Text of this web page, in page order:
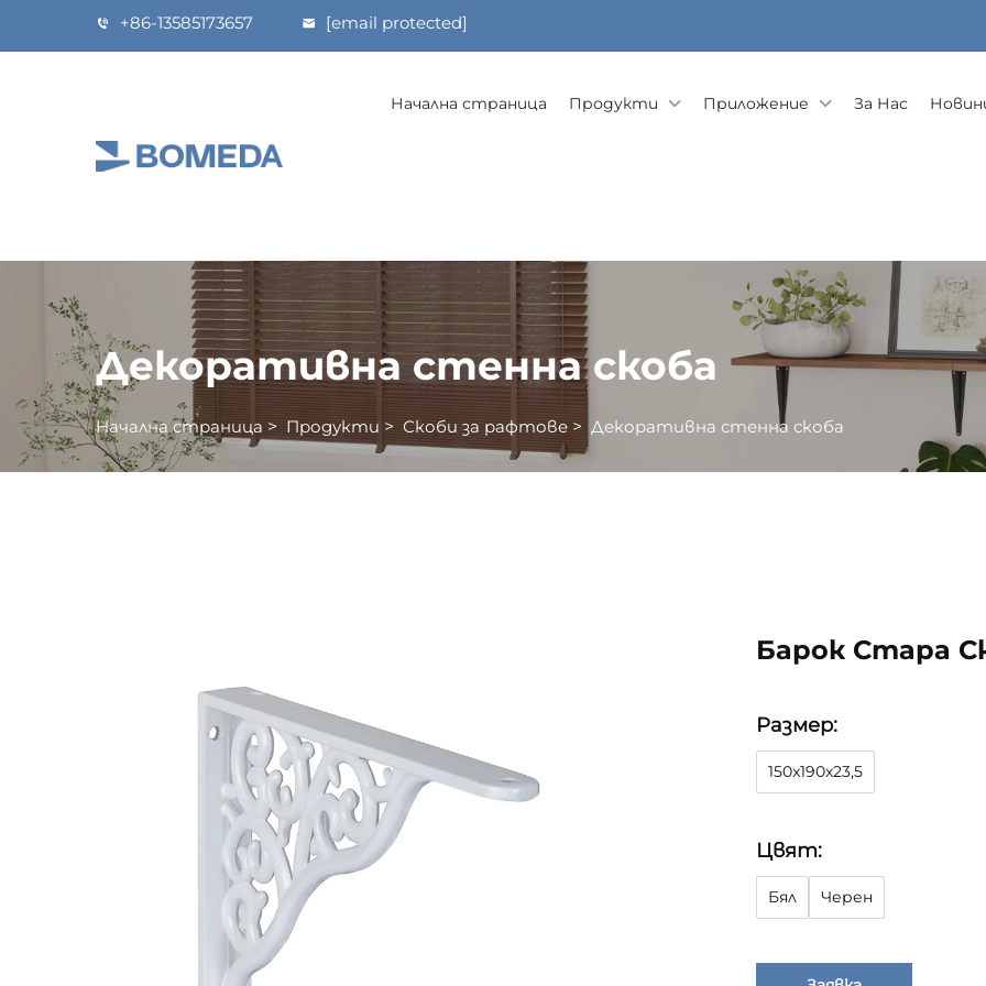
+86-13585173657 [email protected]
Начална страница Продукти Приложение За Нас
Декоративна стенна скоба
Начална страница > Продукти > Скоби за рафтове > Декоративна стенна скоба
Барок Стара
Размер:
150x190x23,5
Цвят:
Бял Черен